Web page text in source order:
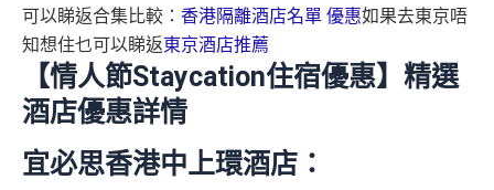
可以睇返合集比較： 香港隔離酒店名單 優惠如果去東京唔
知想住乜可以睇返東京酒店推薦
【情人節Staycation住宿優惠】精選
酒店優惠詳情
宜必思香港中上環酒店：